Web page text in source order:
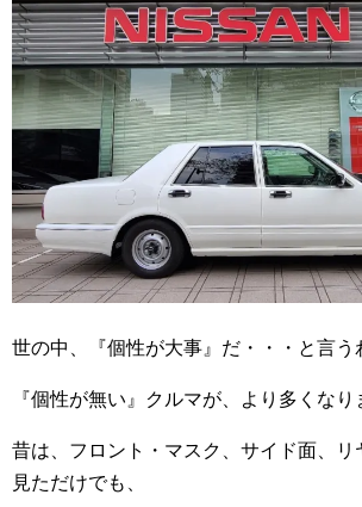
世の中、『個性が大事』だ・・・と言う
『個性が無い』クルマが、より多くなり
昔は、フロント・マスク、サイド面、リ
見ただけでも、